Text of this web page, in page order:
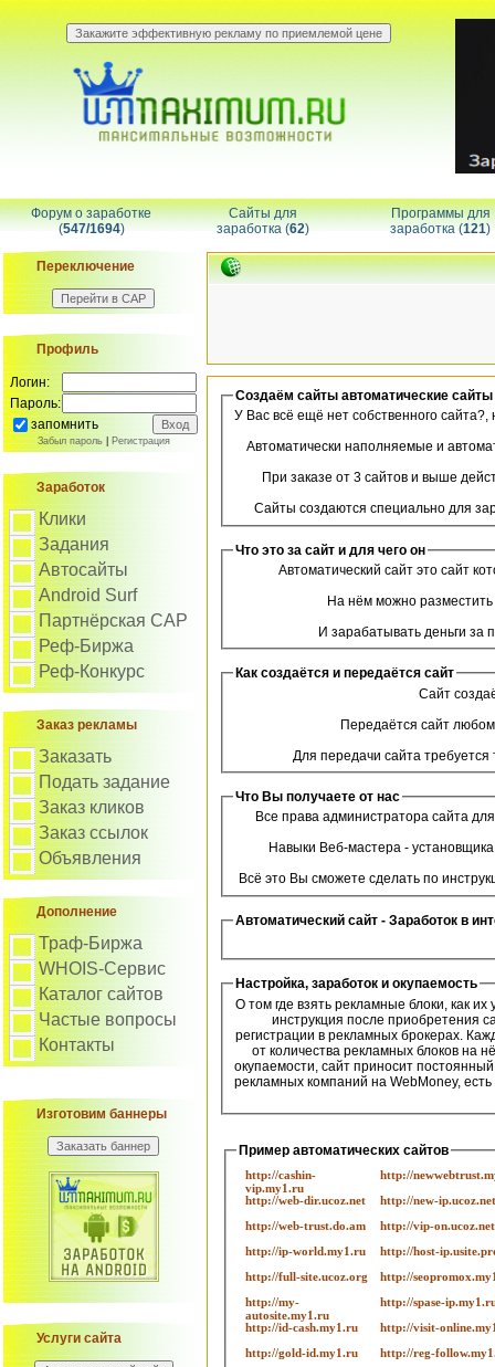
Форум о заработке
(547/1694)
Сайты для
заработка (62)
Программы для
заработка (121)
Переключение
Профиль
Логин:
Пароль:
запомнить
Забыл пароль| Регистрация
Заработок
Клики
Задания
Автосайты
Android Surf
Партнёрская САР
Реф-Биржа
Реф-Конкурс
Заказ рекламы
Заказать
Подать задание
Заказ кликов
Заказ ссылок
Объявления
Дополнение
Траф-Биржа
WHOIS-Сервис
Каталог сайтов
Частые вопросы
Контакты
Изготовим баннеры
Услуги сайта
Создаём сайты автоматические сайты
У Вас всё ещё нет собственного
Автоматически наполняемые и
При заказе от 3 сайтов и выше
Сайты создаются специально для
Что это за сайт и для чего он
Автоматический сайт это сайт
На нём можно
И зарабатывать деньги за
Как создаётся и передаётся сайт
Сайт
Передаётся сайт
Для передачи сайта требуется
Что Вы получаете от нас
Все права администратора сайта
Навыки Веб-мастера -
Всё это Вы сможете сделать по
Автоматический сайт - Заработок в
Настройка, заработок и окупаемость
О том где взять рекламные блоки, как
инструкция после приобретения
регистрации в рекламных брокерах.
от количества рекламных блоков на
окупаемости, сайт приносит
рекламных компаний на WebMoney,
Пример автоматических сайтов
http://cashin-
vip.my1.ru
http://
http://web-dir.ucoz.net
http://new-ip.ucoz.net
http://web-trust.do.am
http://vip-on.ucoz.net
http://ip-world.my1.ru
http://host-
http://full-site.ucoz.org
http://
http://my-
autosite.my1.ru
http://spase-
http://id-cash.my1.ru
http://visit-
http://gold-id.my1.ru
http://reg-